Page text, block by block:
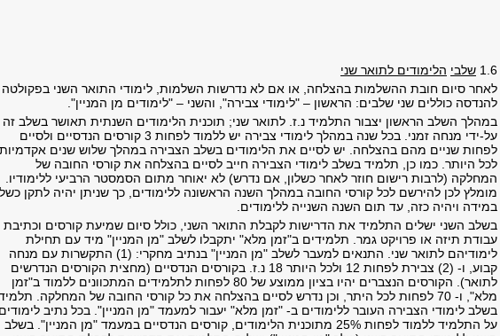
1.6 שלבי הלימודים לתואר שני
לאחר סיום חובת ההשלמות בהצלחה, או אם לא נדרשות השלמות, לימודי התואר השני בפקולטה
להנדסה כוללים שני שלבים: הראשון – "לימודי צבירה" , והשני – "לימודים מן המניין".
במהלך השלב הראשון יצבור התלמיד נ.ז. לתואר שני; תוכנית הלימודים השנתית תאושר בשלב זה
על-ידי מנחה זמני. בכל שנה במהלך לימודי צבירה יש ללמוד לפחות 3 קורסים הנדסיים ולסיים
לפחות שניים מהם בהצלחה. יש לסיים את הלימודים בשלב הצבירה במהלך שלוש שנים אקדמיות
לכל היותר. כמו כן, תלמיד בשלב לימודי הצבירה חייב לסיים בהצלחה את קורסי החובה של
המחלקה (לרבות רישום חוזר לאחר כשלון, אם נדרש) לא יאוחר מתום הסמסטר הרביעי ללימודיו.
מומלץ לכן להירשם לכל קורסי החובה במהלך השנה הראשונה ללימודים, כך שניתן יהיה לתקן
במידה ויהיה כזה, עד תום השנה השנייה ללימודים.
בשלב השני ישלים התלמיד את הדרישות לקבלת התואר השני, כולל סיום שמיעת קורסים וכתיבת
עבודת תיזה או פרויקט גמר. תלמידים ב"זמן מלא" יתקבלו לשלב "מן המניין" מיד עם תחילת
לימודיהם לתואר שני
התנאים למעבר לשלב "מן המניין" בנתיב מחקרי: (1) התקשרות עם מנחה
קבוע, ו- (2) צבירת לפחות 12 ולכל היותר 18 נ.ז. בקורסים הנדסיים (מחצית הקורסים הנדרשים
לתואר). הקורסים הנצברים יהיו בציון ממוצע של 80 לפחות לתלמידים המתכוונים ללמוד ב"זמן
מלא", ו- 70 לפחות לכל היתר, וכן נדרש לסיים בהצלחה את כל קורסי החובה של המחלקה.
בשלב לימודי הצבירה העובר ללימודים ב- "זמן מלא" יעבור למעמד "מן המניין". בכל נתיב
על התלמיד ללמוד לפחות 25% מתוכנית הלימודים, קורסים הנדסיים במעמד "מן המניין". בשלב